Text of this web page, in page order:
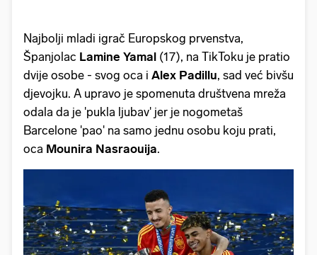
Najbolji mladi igrač Europskog prvenstva,
Španjolac Lamine Yamal (17), na TikToku je pratio
dvije osobe - svog oca i Alex Padillu, sad već bivšu
djevojku. A upravo je spomenuta društvena mreža
odala da je 'pukla ljubav' jer je nogometaš
Barcelone 'pao' na samo jednu osobu koju prati,
oca Mounira Nasraouija.